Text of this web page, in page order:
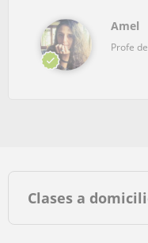
Amel
Profe
Clases a